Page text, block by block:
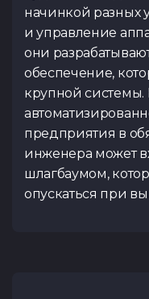
начинкой разных
и управление
они
обеспечение,
крупной
предприятия в
инженера может
шлагбаумом,
опускаться при